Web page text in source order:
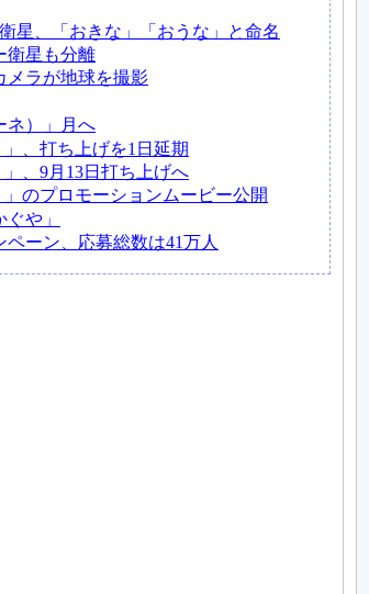
星、「おきな」「おうな」と命名
衛星も分離
メラが地球を撮影
ネ）」月へ
、打ち上げを1日延期
、9月13日打ち上げへ
のプロモーションムービー公開
や」
ーン、応募総数は41万人